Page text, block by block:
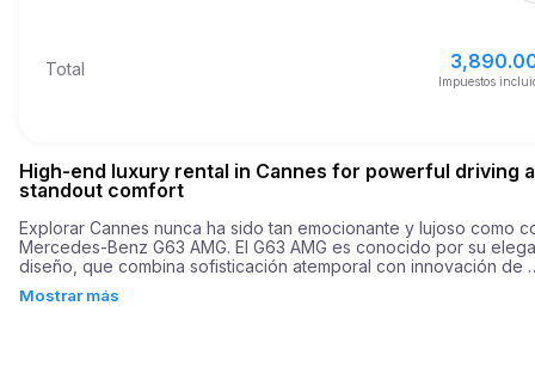
8,000.00
Total
Impuestos
High-end luxury rental in Cannes for powerful driving
standout comfort
Explorar Cannes nunca ha sido tan emocionante y lujoso como
Mercedes-Benz G63 AMG. El G63 AMG es conocido por su
diseño, que combina sofisticación atemporal con innovación de
emocionantes 577 caballos de fuerza, impulsando el auto de 0 a
Mostrar más